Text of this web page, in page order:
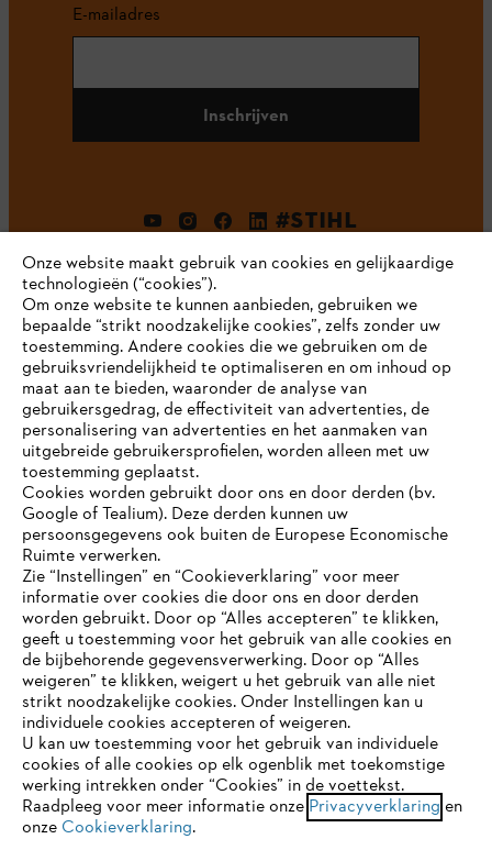
E-mailadres
Inschrijven
#STIHL
Bedrijf
STIHL FAQ
Contact
Gegevensbescherming Impressum
Cookie-informatie Juridische informatie
ANDREAS STIHL NV, Veurtstraat 117, 2870
JE BROWSER WORDT NIET
ONDERSTEUND
Je gebruikt een browser die we nog niet ondersteunen. Om
onze website optimaal te kunnen gebruiken, raden we aan dat
je overschakelt op één van de volgende browsers:
firefox
Onze website maakt gebruik van cookies en gelijkaardige
technologieën (“cookies”).
Om onze website te kunnen aanbieden, gebruiken we
bepaalde “strikt noodzakelijke cookies”, zelfs zonder uw
toestemming. Andere cookies die we gebruiken om de
gebruiksvriendelijkheid te optimaliseren en om inhoud op
maat aan te bieden, waaronder de analyse van
gebruikersgedrag, de effectiviteit van advertenties, de
personalisering van advertenties en het aanmaken van
uitgebreide gebruikersprofielen, worden alleen met uw
toestemming geplaatst.
Cookies worden gebruikt door ons en door derden (bv.
Google of Tealium). Deze derden kunnen uw
persoonsgegevens ook buiten de Europese Economische
Ruimte verwerken.
Zie “Instellingen” en “Cookieverklaring” voor meer
informatie over cookies die door ons en door derden
worden gebruikt. Door op “Alles accepteren” te klikken,
geeft u toestemming voor het gebruik van alle cookies en
de bijbehorende gegevensverwerking. Door op “Alles
weigeren” te klikken, weigert u het gebruik van alle niet
strikt noodzakelijke cookies. Onder Instellingen kan u
individuele cookies accepteren of weigeren.
U kan uw toestemming voor het gebruik van individuele
cookies of alle cookies op elk ogenblik met toekomstige
werking intrekken onder “Cookies” in de voettekst.
Raadpleeg voor meer informatie onze Privacyverklaring en
onze Cookieverklaring.